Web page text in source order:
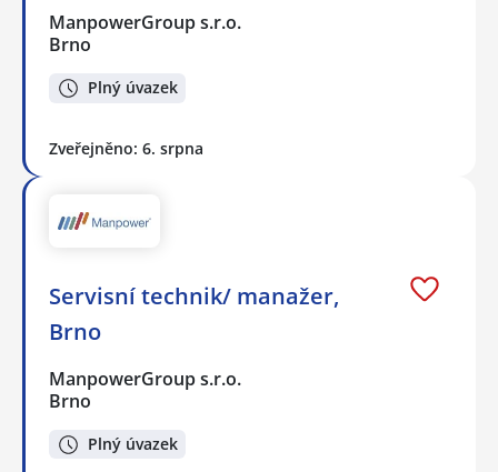
ManpowerGroup s.r.o.
Brno
Plný úvazek
Zveřejněno: 6. srpna
Servisní technik/ manažer,
Brno
ManpowerGroup s.r.o.
Brno
Plný úvazek